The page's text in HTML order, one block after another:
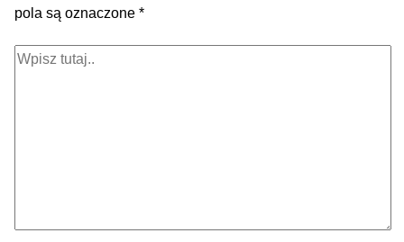
pola są oznaczone*
Wpisz